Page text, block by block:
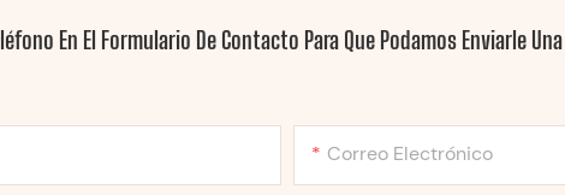
En El Formulario De Contacto Para Que Podamos Enviarle
Correo Electrónico